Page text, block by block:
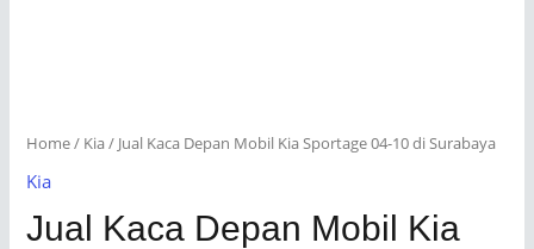
Home/ Kia/ Jual Kaca Depan Mobil Kia Sportage 04-10 di Surabaya
Kia
Jual Kaca Depan Mobil Kia